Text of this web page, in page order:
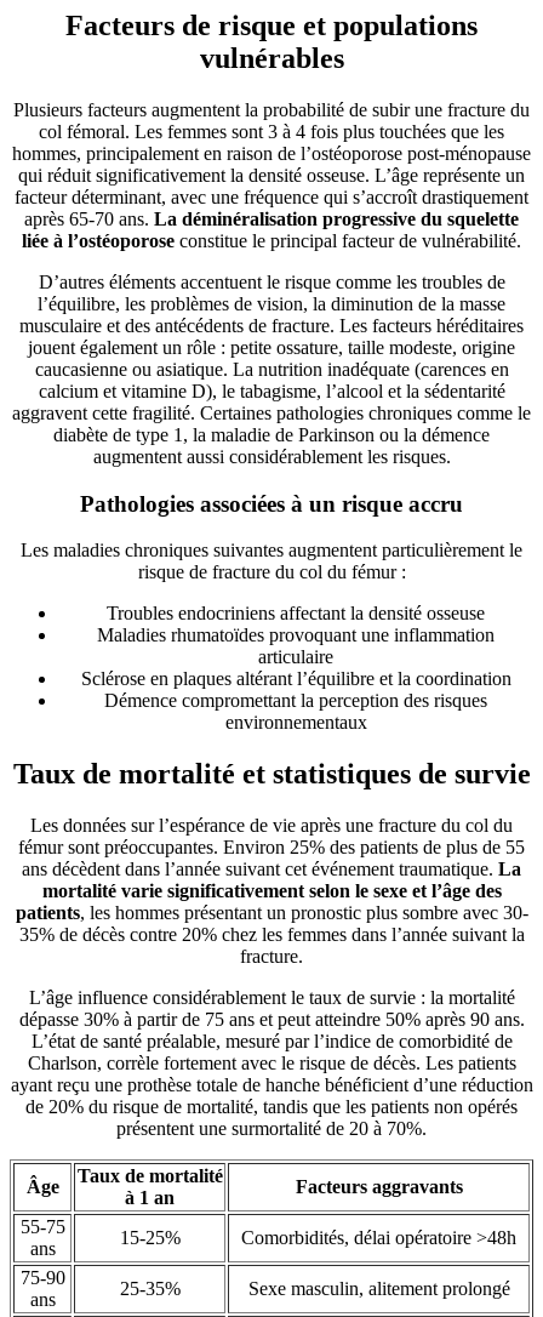
Facteurs de risque et populations
vulnérables
Plusieurs facteurs augmentent la probabilité de subir une fracture du
col fémoral. Les femmes sont 3 à 4 fois plus touchées que les
hommes, principalement en raison de l’ostéoporose post-ménopause
qui réduit significativement la densité osseuse. L’âge représente un
facteur déterminant, avec une fréquence qui s’accroît drastiquement
après 65-70 ans. La déminéralisation progressive du squelette
liée à l’ostéoporose constitue le principal facteur de vulnérabilité.
D’autres éléments accentuent le risque comme les troubles de
l’équilibre, les problèmes de vision, la diminution de la masse
musculaire et des antécédents de fracture. Les facteurs héréditaires
jouent également un rôle : petite ossature, taille modeste, origine
caucasienne ou asiatique. La nutrition inadéquate (carences en
calcium et vitamine D), le tabagisme, l’alcool et la sédentarité
aggravent cette fragilité. Certaines pathologies chroniques comme le
diabète de type 1, la maladie de Parkinson ou la démence
augmentent aussi considérablement les risques.
Pathologies associées à un risque accru
Les maladies chroniques suivantes augmentent particulièrement le
risque de fracture du col du fémur :
Troubles endocriniens affectant la densité osseuse
Maladies rhumatoïdes provoquant une inflammation
articulaire
Sclérose en plaques altérant l’équilibre et la coordination
Démence compromettant la perception des risques
environnementaux
Taux de mortalité et statistiques de survie
Les données sur l’espérance de vie après une fracture du col du
fémur sont préoccupantes. Environ 25% des patients de plus de 55
ans décèdent dans l’année suivant cet événement traumatique. La
mortalité varie significativement selon le sexe et l’âge des
patients, les hommes présentant un pronostic plus sombre avec 30-
35% de décès contre 20% chez les femmes dans l’année suivant la
fracture.
L’âge influence considérablement le taux de survie : la mortalité
dépasse 30% à partir de 75 ans et peut atteindre 50% après 90 ans.
L’état de santé préalable, mesuré par l’indice de comorbidité de
Charlson, corrèle fortement avec le risque de décès. Les patients
ayant reçu une prothèse totale de hanche bénéficient d’une réduction
de 20% du risque de mortalité, tandis que les patients non opérés
présentent une surmortalité de 20 à 70%.
Âge
Taux de mortalité
à 1 an
Facteurs aggravants
55-75
ans
15-25%
Comorbidités, délai opératoire >48h
75-90
ans
25-35%
Sexe masculin, alitement prolongé